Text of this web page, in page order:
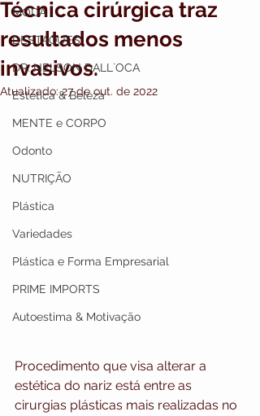
MODA
DESTAQUES
DR. NELSON DALL`OCA
Estética & Beleza
MENTE e CORPO
Odonto
NUTRIÇÃO
Plástica
Variedades
Plástica e Forma Empresarial
PRIME IMPORTS
Autoestima & Motivação
Técnica cirúrgica traz
resultados menos
invasivos.
Atualizado:27 de out. de 2022
Procedimento que visa alterar a
estética do nariz está entre as
cirurgias plásticas mais realizadas no